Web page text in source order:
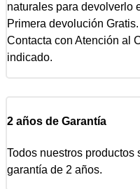
naturales para devolverlo
Primera devolución Gratis.
Contacta con Atención al
indicado.
2 años de Garantía
Todos nuestros productos
garantía de 2 años.